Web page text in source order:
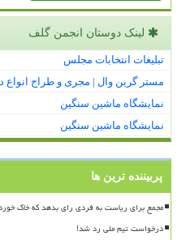
لینک دوستان انجمن گلف
تبلیغات انتخابات مجلس
مستر گرین وال | مجری و طراح انواع
نمایشگاه ماشین سنگین
نمایشگاه ماشین سنگین
پربیننده ترین ها
مجمع برای ریاست به فردی رای بدهد که خاک
درخواست تیم ملی رد شد!